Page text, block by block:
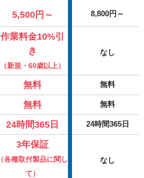
5,500円～ 8,800円～
作業料金10%引
き
（新規・60歳以上）
なし
無料 無料
無料 無料
24時間365日 24時間365日
3年保証
（各種取付製品に関し
て）
なし